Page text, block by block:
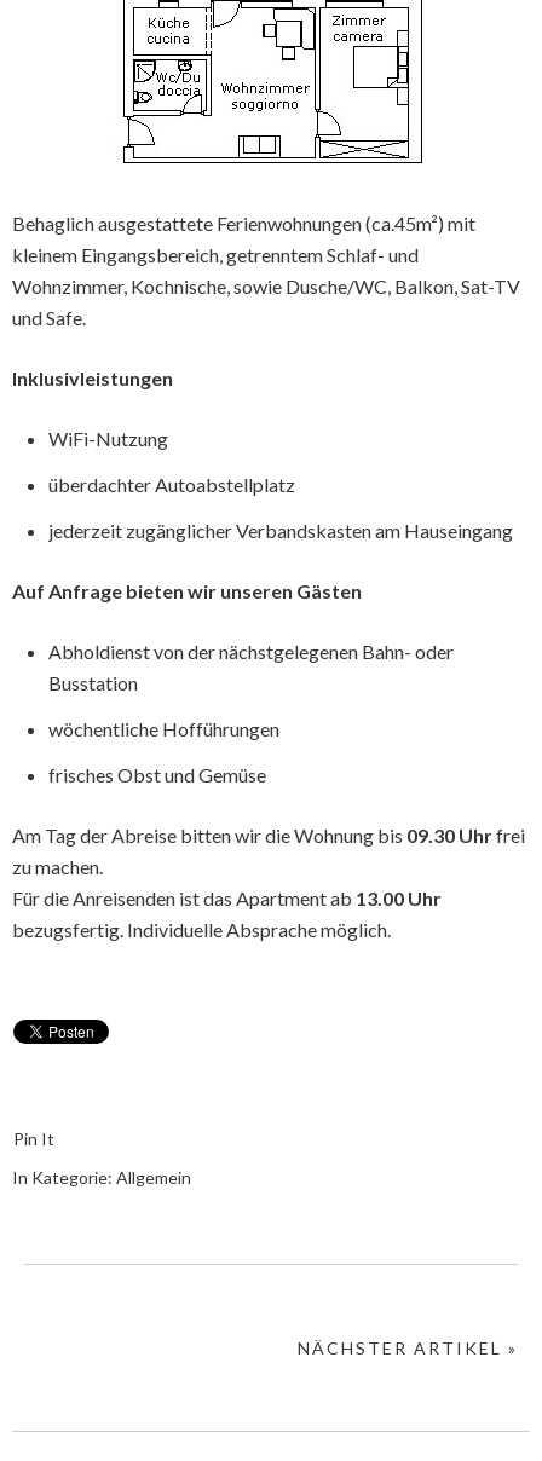
Behaglich ausgestattete Ferienwohnungen (ca.45m²) mit
kleinem Eingangsbereich, getrenntem Schlaf- und
Wohnzimmer, Kochnische, sowie Dusche/WC, Balkon, Sat-TV
und Safe.
Inklusivleistungen
WiFi-Nutzung
überdachter Autoabstellplatz
jederzeit zugänglicher Verbandskasten am Hauseingang
Auf Anfrage bieten wir unseren Gästen
Abholdienst von der nächstgelegenen Bahn- oder
Busstation
wöchentliche Hofführungen
frisches Obst und Gemüse
Am Tag der Abreise bitten wir die Wohnung bis 09.30 Uhrfrei
zu machen.
Für die Anreisenden ist das Apartment ab 13.00 Uhr
bezugsfertig. Individuelle Absprache möglich.
Pin It
In Kategorie: Allgemein
NÄCHSTER ARTIKEL »